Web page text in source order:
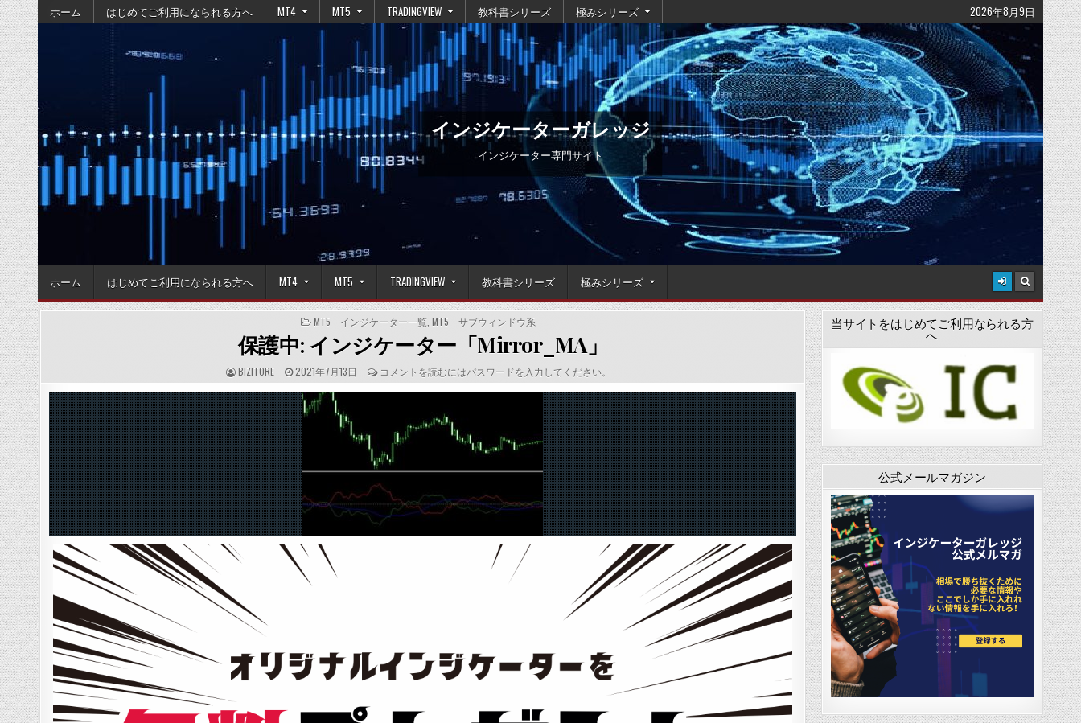
Skip
to
content
ホーム はじめてご利用になられる方へ MT4 MT5 TRADINGVIEW 教科書シリーズ 極みシリーズ 2026年8月9日
インジケーターガレッジ
インジケーター専門サイト
ホーム はじめてご利用になられる方へ MT4 MT5 TRADINGVIEW 教科書シリーズ 極みシリーズ
POSTED
IN
MT5 インジケーター一覧 ,MT5 サブウィンドウ系
保護中: インジケーター「Mirror_MA」
A
U
T
H
O
R
:
BIZITORE P
U
B
L
I
S
H
E
D
D
A
T
E
:
2021年7月13日 C
O
M
コメントを読むにはパスワードを入力してください。
当サイトをはじめてご利用なられる方
へ
公式メールマガジン